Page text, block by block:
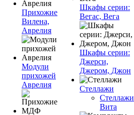
Прихожие
Вилена,
Аврелия
Модули
прихожей
Аврелия
Шкафы серии:
Вегас, Вега
Шкафы серии:
Джерси,
Джером, Джон
Стеллажи
Стеллажи
Вита